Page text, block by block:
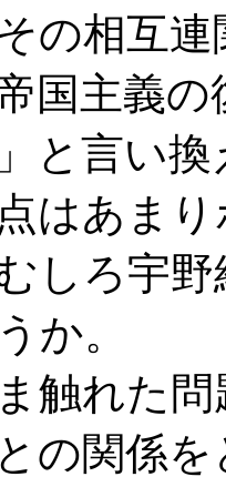
の相互
国主義
と言い
はあま
しろ宇
か。
触れた問
の関係